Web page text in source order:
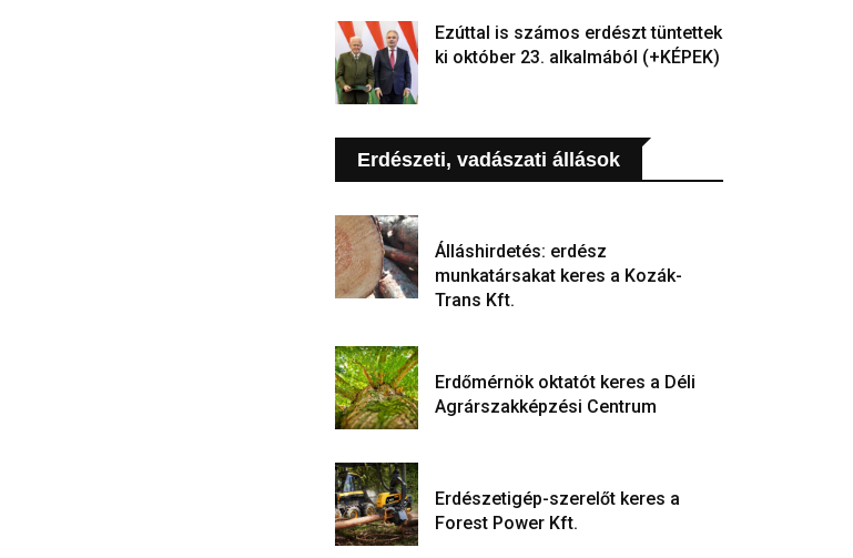
Ezúttal is számos erdészt tüntettek
ki október 23. alkalmából (+KÉPEK)
Erdészeti, vadászati állások
Álláshirdetés: erdész
munkatársakat keres a Kozák-
Trans Kft.
Erdőmérnök oktatót keres a Déli
Agrárszakképzési Centrum
Erdészetigép-szerelőt keres a
Forest Power Kft.